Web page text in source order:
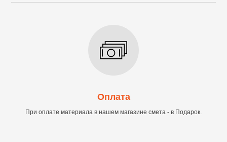
Оплата
При оплате материала в нашем магазине смета - в Подарок.